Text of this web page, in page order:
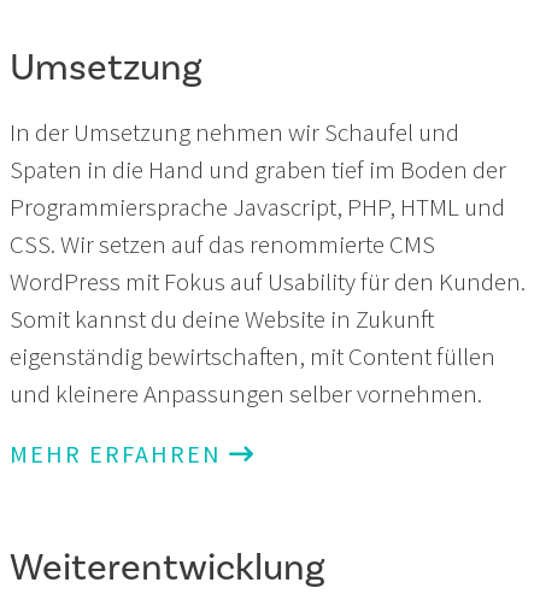
Umsetzung
In der Umsetzung nehmen wir Schaufel und
Spaten in die Hand und graben tief im Boden der
Programmiersprache Javascript, PHP, HTML und
CSS. Wir setzen auf das renommierte CMS
WordPress mit Fokus auf Usability für den Kunden.
Somit kannst du deine Website in Zukunft
eigenständig bewirtschaften, mit Content füllen
und kleinere Anpassungen selber vornehmen.
MEHR ERFAHREN
Weiterentwicklung